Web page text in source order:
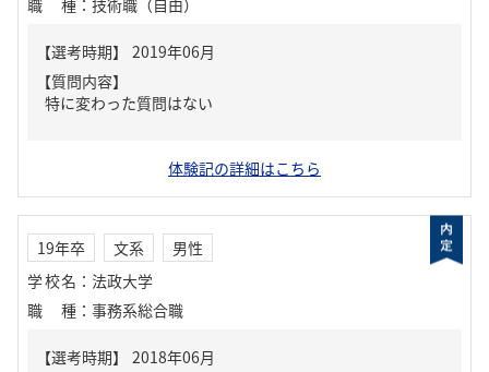
職種 ： 技術職（自由）
【質問内容】
特に変わった質問はない
体験記の詳細はこちら
19年卒 文系
男性
学校名 ： 法政大学
職種 ： 事務系総合職